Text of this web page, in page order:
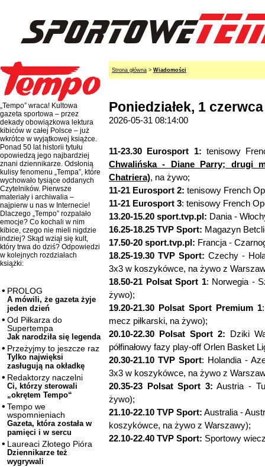
„Tempo” wraca! Kultowa
gazeta sportowa – przez
dekady obowiązkowa lektura
kibiców w całej Polsce – już
wkrótce w wyjątkowej książce.
Ponad 50 lat historii tytułu
opowiedzą jego najbardziej
znani dziennikarze. Odsłonią
kulisy fenomenu „Tempa”, które
wychowało tysiące oddanych
Czytelników. Pierwsze
materiały i archiwalia –
najpierw u nas w Internecie!
Dlaczego „Tempo” rozpalało
emocje? Co kochali w nim
kibice, czego nie mieli nigdzie
indziej? Skąd wziął się kult,
który trwa do dziś? Odpowiedzi
w kolejnych rozdziałach
książki:
PROLOG
A mówili, że gazeta żyje
jeden dzień
Od Piłkarza do
Supertempa
Jak narodziła się legenda
Przeżyjmy to jeszcze raz
Tylko najwięksi
zasługują na okładkę
Redaktorzy naczelni
Ci, którzy sterowali
„okrętem Tempo“
Tempo we
wspomnieniach
Gazeta, która została w
pamięci i w sercu
Laureaci Złotego Pióra
Dziennikarze też
wygrywali
Strona główna > Wiadomości
Poniedziałek, 1
2026-05-31 08:14:00
11-23.30 Eurosport 1: tenisowy
Chwalińska - Diane Parry; drugi
Chatriera), na żywo;
11-21 Eurosport 2: tenisowy French
11-21 Eurosport 3: tenisowy French
13.20-15.20 sport.tvp.pl: Dania -
16.25-18.25 TVP Sport: Magazyn
17.50-20 sport.tvp.pl: Francja -
18.25-19.30 TVP Sport: Czechy -
3x3 w koszykówce, na żywo z
18.50-21 Polsat Sport 1: Norwegia -
żywo);
19.20-21.30 Polsat Sport Premium 1
mecz piłkarski, na żywo);
20.10-22.30 Polsat Sport 2: Dziki
półfinałowy fazy play-off Orlen Basket
20.30-21.10 TVP Sport: Holandia -
3x3 w koszykówce, na żywo z
20.35-23 Polsat Sport 3: Austria -
żywo);
21.10-22.10 TVP Sport: Australia -
koszykówce, na żywo z Warszawy);
22.10-22.40 TVP Sport: Sportowy